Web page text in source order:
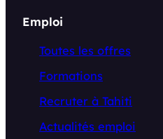
Emploi
Toutes les offres
Formations
Recruter à Tahiti
Actualités emploi